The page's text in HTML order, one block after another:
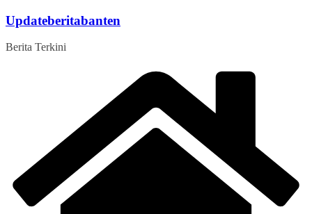
Skip
content
Updateberitabanten
Berita Terkini